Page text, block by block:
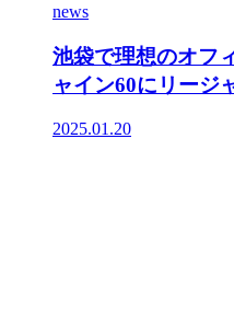
news
池袋で理想のオフ
ャイン60にリージ
2025.01.20